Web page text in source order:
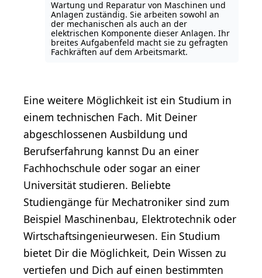
Wartung und Reparatur von Maschinen und
Anlagen zuständig. Sie arbeiten sowohl an
der mechanischen als auch an der
elektrischen Komponente dieser Anlagen. Ihr
breites Aufgabenfeld macht sie zu gefragten
Fachkräften auf dem Arbeitsmarkt.
Eine weitere Möglichkeit ist ein Studium in
einem technischen Fach. Mit Deiner
abgeschlossenen Ausbildung und
Berufserfahrung kannst Du an einer
Fachhochschule oder sogar an einer
Universität studieren. Beliebte
Studiengänge für Mechatroniker sind zum
Beispiel Maschinenbau, Elektrotechnik oder
Wirtschaftsingenieurwesen. Ein Studium
bietet Dir die Möglichkeit, Dein Wissen zu
vertiefen und Dich auf einen bestimmten